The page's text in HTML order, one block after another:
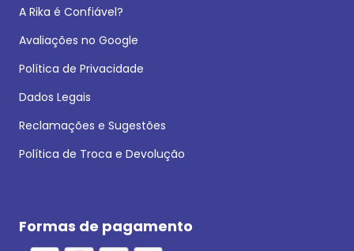
A Rika é Confiável?
Avaliações no Google
Política de Privacidade
Dados Legais
Reclamações e Sugestões
Política de Troca e Devolução
Formas de pagamento